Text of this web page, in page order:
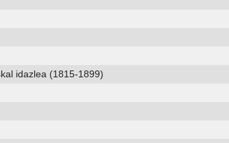
idazlea (1815-1899)